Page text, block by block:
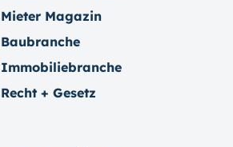
Mieter Magazin
Baubranche
Immobiliebranche
Recht + Gesetz